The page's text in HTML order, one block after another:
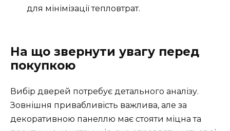
для мінімізації тепловтрат.
На що звернути увагу перед
покупкою
Вибір дверей потребує детального аналізу.
Зовнішня привабливість важлива, але за
декоративною панеллю має стояти міцна та